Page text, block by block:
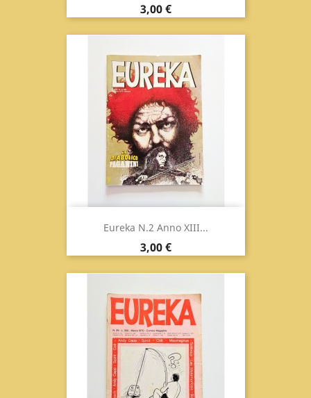
Prezzo
3,00 €
Eureka N.2 Anno XIII...
Prezzo
3,00 €